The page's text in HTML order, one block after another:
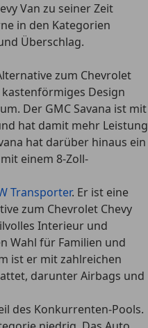
Van zu seiner Zeit
in den Kategorien
Überschlag.
zum Chevrolet
kastenförmiges Design
Der GMC Savana ist mit
hat damit mehr Leistung
hat darüber hinaus ein
einem 8-Zoll-
Transporter. Er ist eine
zum Chevrolet Chevy
Interieur und
Wahl für Familien und
ist er mit zahlreichen
darunter Airbags und
des Konkurrenten-Pools.